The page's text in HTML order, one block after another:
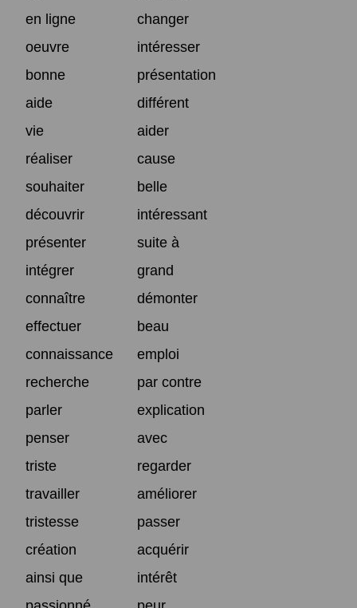
en ligne
changer
oeuvre
intéresser
bonne
présentation
aide
différent
vie
aider
réaliser
cause
souhaiter
belle
découvrir
intéressant
présenter
suite à
intégrer
grand
connaître
démonter
effectuer
beau
connaissance
emploi
recherche
par contre
parler
explication
penser
avec
triste
regarder
travailler
améliorer
tristesse
passer
création
acquérir
ainsi que
intérêt